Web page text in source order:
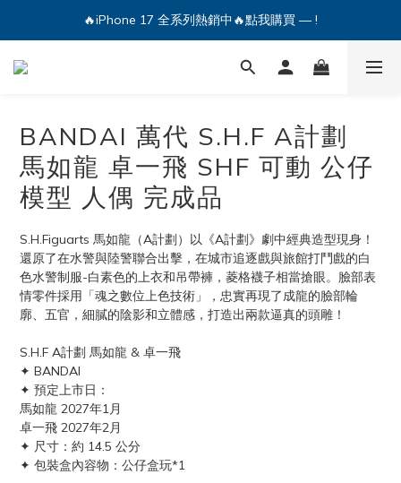
🔥iPhone 17 全系列熱銷中🔥點我購買 — !
🔥iPhone 17 全系列熱銷中🔥點我購買 — !
💕加入Q哥 Line 新好友領優惠券！🎫
BANDAI 萬代 S.H.F A計劃
馬如龍 卓一飛 SHF 可動 公仔
模型 人偶 完成品
S.H.Figuarts 馬如龍（A計劃）以《A計劃》劇中經典造型現身！
還原了在水警與陸警聯合出擊，在城市追逐戲與旅館打鬥戲的白
色水警制服-白素色的上衣和吊帶褲，菱格襪子相當搶眼。臉部表
情零件採用「魂之數位上色技術」，忠實再現了成龍的臉部輪
廓、五官，細膩的陰影和立體感，打造出兩款逼真的頭雕！
S.H.F A計劃 馬如龍 & 卓一飛
✦ BANDAI
✦ 預定上市日：
馬如龍 2027年1月
卓一飛 2027年2月
✦ 尺寸：約 14.5 公分
✦ 包裝盒內容物：公仔盒玩*1